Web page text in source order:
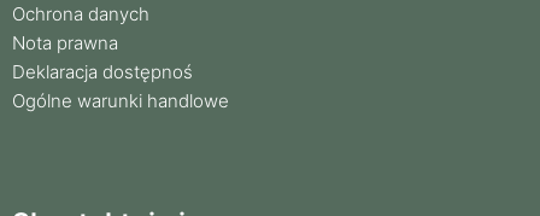
Ochrona danych
Nota prawna
Deklaracja dostępnoś
Ogólne warunki handlowe